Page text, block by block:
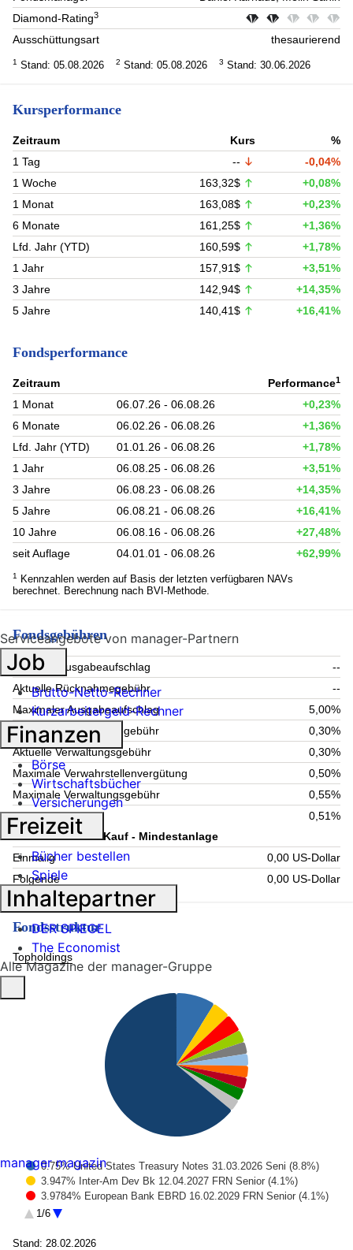
Diamond-Rating3
Ausschüttungsart thesaurierend
1 Stand: 05.08.2026 2 Stand: 05.08.2026 3 Stand: 30.06.2026
Kursperformance
Zeitraum Kurs
%
1 Tag
--
-0,04%
1 Woche
163,32$
+0,08%
1 Monat
163,08$
+0,23%
6 Monate
161,25$
+1,36%
Lfd. Jahr (YTD)
160,59$
+1,78%
1 Jahr
157,91$
+3,51%
3 Jahre
142,94$
+14,35%
5 Jahre
140,41$ +16,41%
Fondsperformance
Zeitraum Performance1
1 Monat 06.07.26 - 06.08.26
+0,23%
6 Monate
06.02.26 - 06.08.26
+1,36%
Lfd. Jahr (YTD)
01.01.26 - 06.08.26
+1,78%
1 Jahr
06.08.25 - 06.08.26
+3,51%
3 Jahre
06.08.23 - 06.08.26
+14,35%
5 Jahre
06.08.21 - 06.08.26
+16,41%
10 Jahre
06.08.16 - 06.08.26
+27,48%
seit Auflage
04.01.01 - 06.08.26 +62,99%
1
Kennzahlen werden auf Basis der letzten verfügbaren NAVs
berechnet. Berechnung nach BVI-Methode.
Fondsgebühren
Aktueller Ausgabeaufschlag
--
Aktuelle Rücknahmegebühr
--
Maximaler Ausgabeaufschlag
5,00%
Maximale Rücknahmegebühr
0,30%
Aktuelle Verwaltungsgebühr
0,30%
Maximale Verwahrstellenvergütung
0,50%
Maximale Verwaltungsgebühr
0,55%
Laufende Kosten
0,51%
Information zum Kauf - Mindestanlage
Einmalig
0,00 US-Dollar
Folgende
0,00 US-Dollar
Fondsstruktur
Topholdings
0.75% United States Treasury Notes 31.03.2026 Seni (8.8%)
3.947% Inter-Am Dev Bk 12.04.2027 FRN Senior (4.1%)
3.9784% European Bank EBRD 16.02.2029 FRN Senior (4.1%)
5% Kfw Development BK 16.03.2026 Senior (2.8%)
3.968552% IBRD 15.05.2028 FRN Senior (2.7%)
1/6
Stand: 28.02.2026
Serviceangebote von manager-Partnern
Job
Brutto-Netto-Rechner
Kurzarbeitergeld-Rechner
Finanzen
Börse
Wirtschaftsbücher
Versicherungen
Freizeit
Bücher bestellen
Spiele
Inhaltepartner
DER SPIEGEL
The Economist
Alle Magazine der manager-Gruppe
manager magazin